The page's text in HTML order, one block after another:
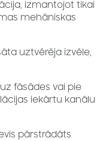
izmantojot tikai
mehāniskas
uztvērēja izvēle,
fāsādes vai pie
iekārtu kanālu
pārstrādāts